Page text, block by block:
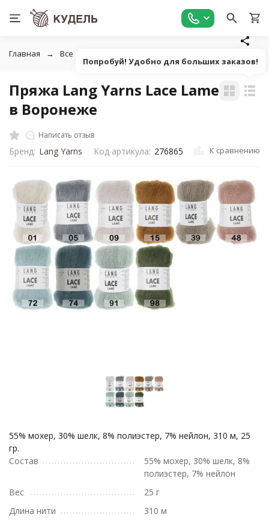
Главная Все для вязания
Пряжа Lang Yarns Lace Lame
в Воронеже
Написать отзыв
Бренд: Lang Yarns Код артикула: 276865 К сравнению
55% мохер, 30% шелк, 8% полиэстер, 7% нейлон, 310 м, 25
гр.
Состав
55% мохер, 30% шелк, 8%
полиэстер, 7% нейлон
Вес
25 г
Длина нити
310 м
Попробуй! Удобно для больших заказов!